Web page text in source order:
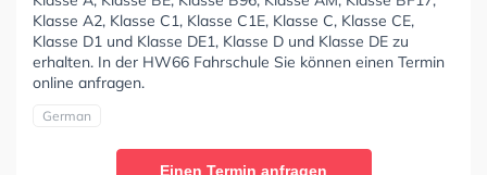
Klasse A2, Klasse C1, Klasse C1E, Klasse C, Klasse CE,
Klasse D1 und Klasse DE1, Klasse D und Klasse DE zu
erhalten. In der HW66 Fahrschule Sie können einen Termin
online anfragen.
German
Einen Termin anfragen